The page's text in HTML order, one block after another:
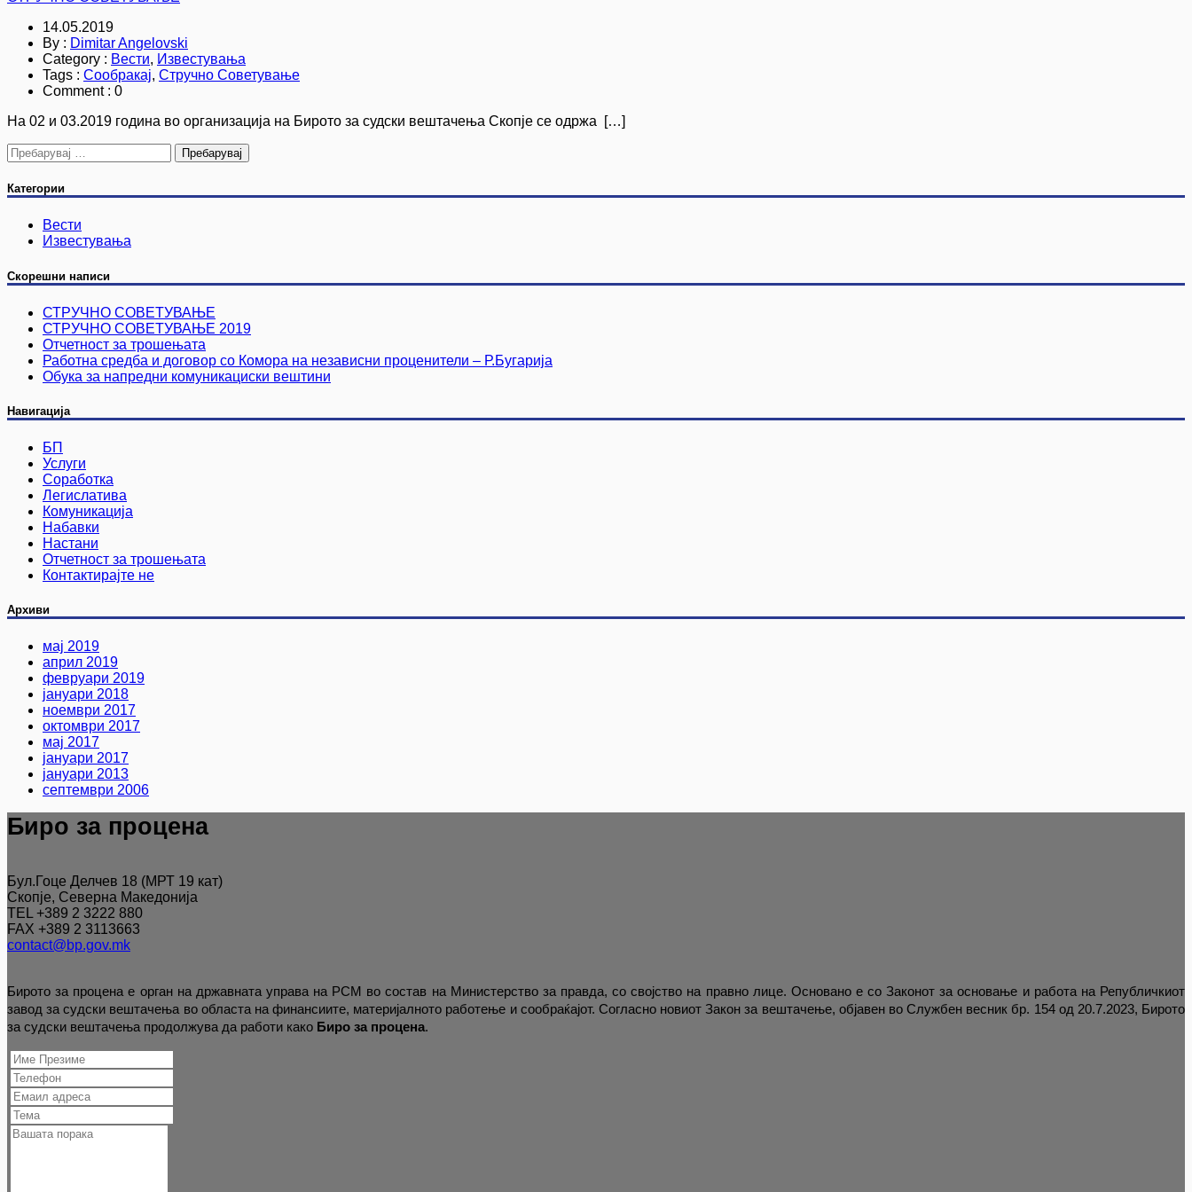
14.05.2019
By : Dimitar Angelovski
Category : Вести, Известувања
Tags : Сообракај, Стручно Советување
Comment : 0
На 02 и 03.2019 година во организација на Бирото за судски вештачења Скопје се одржа […]
Пребарувај
за:
Категории
Вести
Известувања
Скорешни написи
СТРУЧНО СОВЕТУВАЊЕ
СТРУЧНО СОВЕТУВАЊЕ 2019
Отчетност за трошењата
Работна средба и договор со Комора на независни проценители – Р.Бугарија
Обука за напредни комуникациски вештини
Навигација
БП
Услуги
Соработка
Легислатива
Комуникација
Набавки
Настани
Отчетност за трошењата
Контактирајте не
Архиви
мај 2019
април 2019
февруари 2019
јануари 2018
ноември 2017
октомври 2017
мај 2017
јануари 2017
јануари 2013
септември 2006
Биро за процена
Бул.Гоце Делчев 18 (МРТ 19 кат)
Скопје, Северна Македонија
TEL +389 2 3222 880
FAX +389 2 3113663
contact@bp.gov.mk
Бирото за процена е орган на државната управа на РСМ во состав на Министерство за правда, со својство на правно лице. Основано е со Законот за основање и работа на Републичкиот
завод за судски вештачења во областа на финансиите, материјалното работење и сообраќајот. Согласно новиот Закон за вештачење, објавен во Службен весник бр. 154 од 20.7.2023, Бирото
за судски вештачења продолжува да работи како Биро за процена.